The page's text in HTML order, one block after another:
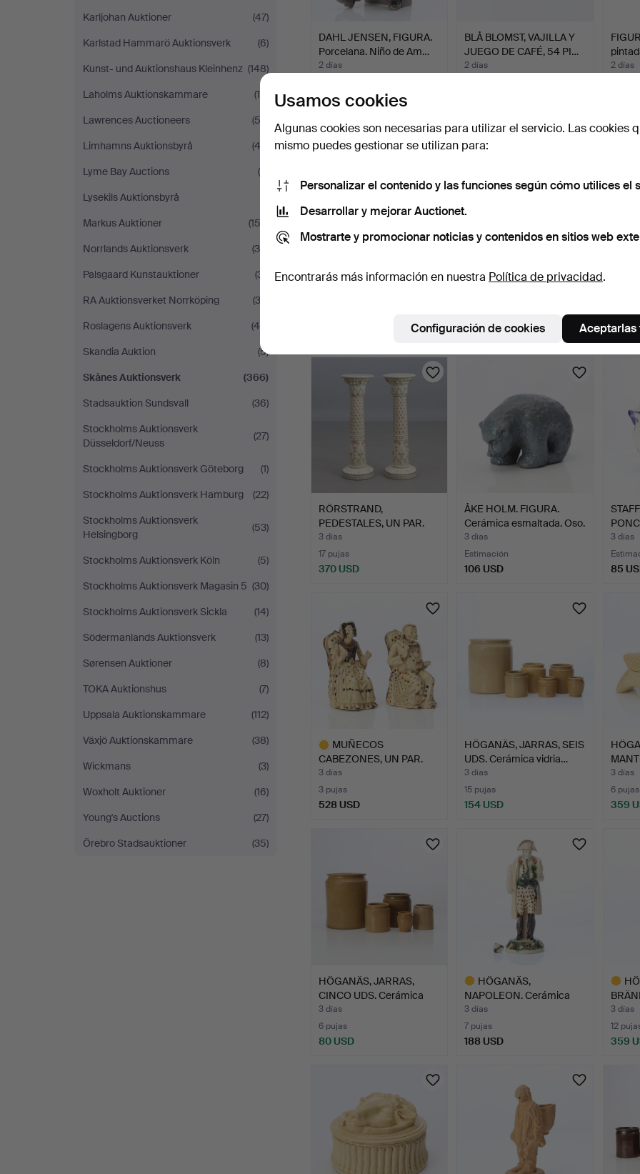
Karljohan Auktioner
(47)
Karlstad Hammarö Auktionsverk
(6)
Kunst- und Auktionshaus Kleinhenz (148)
Laholms Auktionskammare
(18)
Lawrences Auctioneers
(53)
Limhamns Auktionsbyrå
(43)
Lyme Bay Auctions
(4)
Lysekils Auktionsbyrå
Markus Auktioner
(153)
Norrlands Auktionsverk
(30)
Palsgaard Kunstauktioner
(31)
RA Auktionsverket Norrköping
(33)
Roslagens Auktionsverk
(49)
Skandia Auktion
(5)
Skånes Auktionsverk
(366)
Stadsauktion Sundsvall
(36)
Stockholms Auktionsverk
Düsseldorf/Neuss
(27)
Stockholms Auktionsverk Göteborg
(1)
Stockholms Auktionsverk Hamburg
(22)
Stockholms Auktionsverk
Helsingborg
(53)
Stockholms Auktionsverk Köln
(5)
Stockholms Auktionsverk Magasin 5 (30)
Stockholms Auktionsverk Sickla
(14)
Södermanlands Auktionsverk
(13)
Sørensen Auktioner
(8)
TOKA Auktionshus
(7)
Uppsala Auktionskammare
(112)
Växjö Auktionskammare
(38)
Wickmans
(3)
Woxholt Auktioner
(16)
Young's Auctions
(27)
Örebro Stadsauktioner
(35)
DAHL JENSEN, FIGURA.
Porcelana. Niño de Am…
2 días
32 USD
BLÅ BLOMST, VAJILLA Y
JUEGO DE CAFÉ, 54 PI…
2 días
2 días
DRESDEN, FIGURAS,
FIGURAS, SEIS PIEZAS.
Porcelana. Bing & Gr…
127 USD
10
106
RÖRSTRAND,
PEDESTALES, UN PAR.
Loza. Alred…
3 días
17 pujas
370 USD
ÅKE HOLM. FIGURA.
Cerámica esmaltada. Oso.
…
3 días
Estimación
106 USD
3 días
85
MUÑECOS
CABEZONES, UN PAR.
Cerámica vidria…
3 días
3 pujas
528 USD
HÖGANÄS, JARRAS, SEIS
UDS. Cerámica vidria…
3 días
15 pujas
154 USD
3 días
6 pujas
359
HÖGANÄS, JARRAS,
CINCO UDS. Cerámica
vidri…
3 días
6 pujas
80 USD
HÖGANÄS,
NAPOLEON. Cerámica
vidriada. Sigl…
3 días
7 pujas
188 USD
3 días
12
359
Usamos cookies
Algunas cookies son necesarias para utilizar el servicio. Las cookies
mismo puedes gestionar se utilizan para:
Personalizar el contenido y las funciones según cómo utilices el
Desarrollar y mejorar Auctionet.
Mostrarte y promocionar noticias y contenidos en sitios web
Encontrarás más información en nuestra Política de privacidad.
Configuración de cookies Aceptarlas